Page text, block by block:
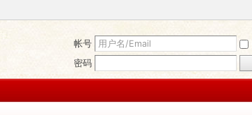
帐号
密码